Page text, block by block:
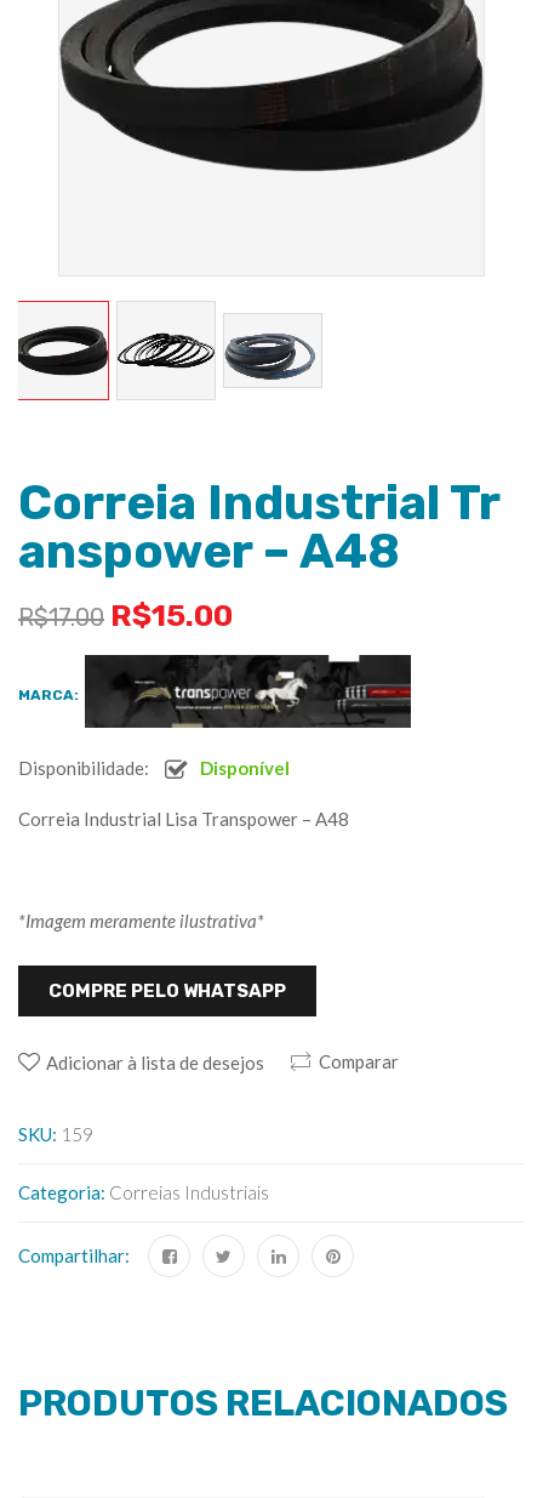
Correia Industrial Tr
anspower – A48
R$17.00 R$15.00
MARCA:
Disponibilidade: Disponível
Correia Industrial Lisa Transpower – A48
*Imagem meramente ilustrativa*
COMPRE PELO WHATSAPP
Adicionar à lista de desejos Comparar
SKU: 159
Categoria: Correias Industriais
Compartilhar:
PRODUTOS RELACIONADOS